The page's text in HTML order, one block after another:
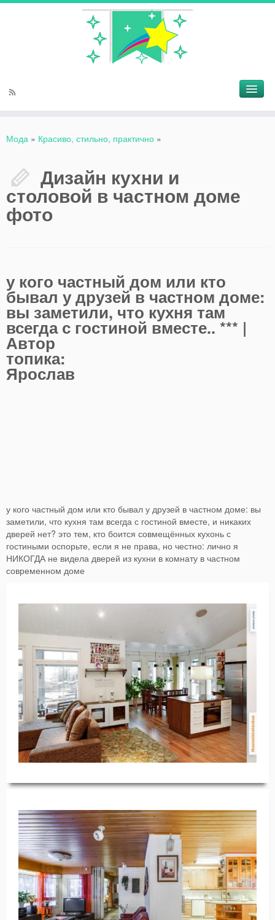
Мода » Красиво, стильно, практично »
Дизайн кухни и
столовой в частном доме
фото
у кого частный дом или кто
бывал у друзей в частном доме:
вы заметили, что кухня там
всегда с гостиной вместе.. *** |
Автор
топика:
Ярослав
у кого частный дом или кто бывал у друзей в частном доме: вы
заметили, что кухня там всегда с гостиной вместе, и никаких
дверей нет? это тем, кто боится совмещённых кухонь с
гостиными оспорьте, если я не права, но честно: лично я
НИКОГДА не видела дверей из кухни в комнату в частном
современном доме